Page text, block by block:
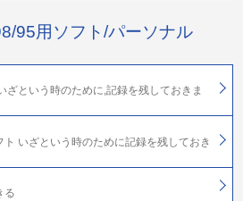
95用ソフト/パーソナル
ざという時のために,記録を残しておきま
いざという時のために記録を残しておき
る